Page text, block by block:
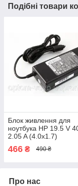
Подібні товари
Блок живлення для
ноутбука HP 19.5 V
2.05 A (4.0x1.7)
466 ₴ 490 ₴
Про нас